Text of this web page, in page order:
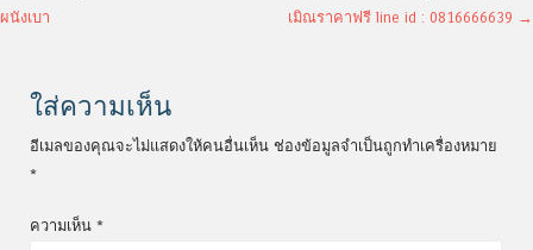
ผนังเบา
เมิณราคาฟรี line id : 0816666639 →
ใส่ความเห็น
อีเมลของคุณจะไม่แสดงให้คนอื่นเห็น ช่องข้อมูลจำเป็นถูกทำเครื่องหมาย
*
ความเห็น *